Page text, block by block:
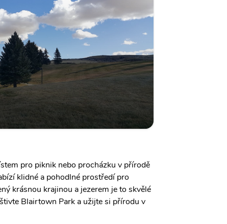
pro piknik nebo procházku v přírodě
klidné a pohodlné prostředí pro
krásnou krajinou a jezerem je to skvělé
Blairtown Park a užijte si přírodu v